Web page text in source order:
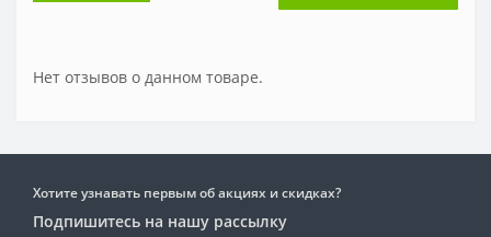
Нет отзывов о данном товаре.
Хотите узнавать первым об акциях и скидках?
Подпишитесь на нашу рассылку